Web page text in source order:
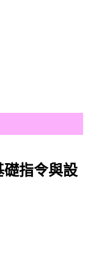
礎指令與設